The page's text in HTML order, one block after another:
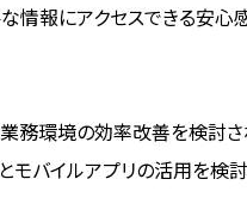
情報にアクセスできる安心
務環境の効率改善を検討
モバイルアプリの活用を検討